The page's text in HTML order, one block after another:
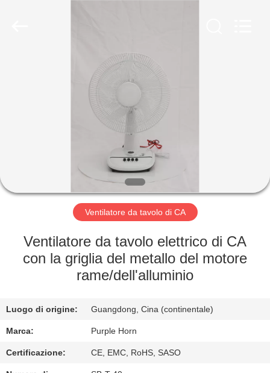
PRODOTTI
GIRO
FABBRICA
CONTROLLO
QUALITÀ
CONTATTICI
Ventilatore da tavolo di CA
Ventilatore da tavolo elettrico di CA
con la griglia del metallo del motore
rame/dell'alluminio
Luogo di origine: Guangdong, Cina (continentale)
Marca: Purple Horn
Certificazione: CE, EMC, RoHS, SASO